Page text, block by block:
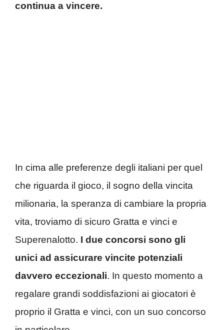
continua a vincere.
In cima alle preferenze degli italiani per quel
che riguarda il gioco, il sogno della vincita
milionaria, la speranza di cambiare la propria
vita, troviamo di sicuro Gratta e vinci e
Superenalotto. I due concorsi sono gli
unici ad assicurare vincite potenziali
davvero eccezionali. In questo momento a
regalare grandi soddisfazioni ai giocatori è
proprio il Gratta e vinci, con un suo concorso